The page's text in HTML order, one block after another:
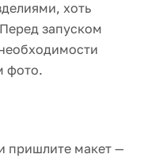
хоть
запуском
фото.
пришлите макет —